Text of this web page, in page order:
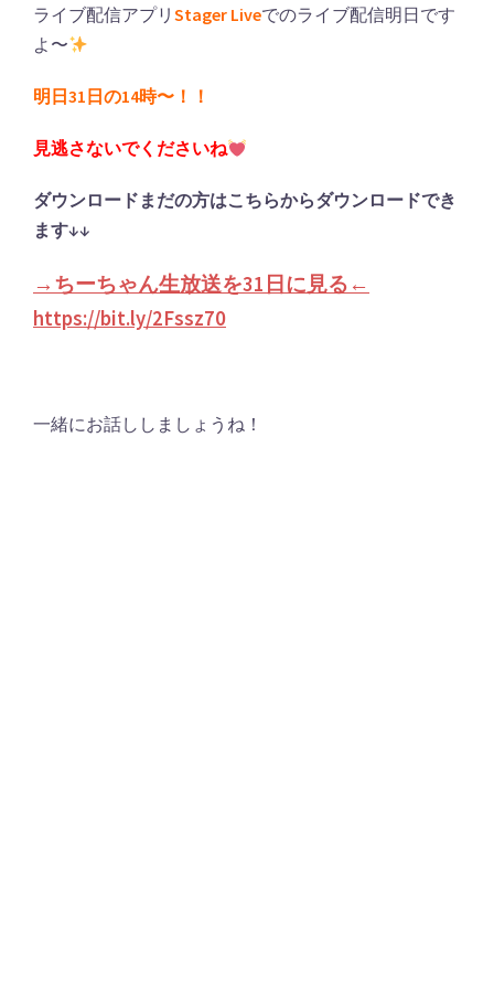
ライブ配信アプリ Stager Liveでのライブ配信明日です
よ〜
明日31日の14時〜！！
見逃さないでくださいね
ダウンロードまだの方はこちらからダウンロードでき
ます↓↓
→ちーちゃん生放送を31日に見る←
https://bit.ly/2Fssz70
一緒にお話ししましょうね！